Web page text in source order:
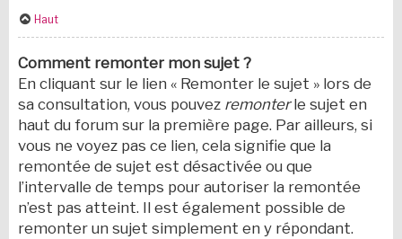
Haut
Comment remonter mon sujet ?
En cliquant sur le lien « Remonter le sujet » lors de
sa consultation, vous pouvez remonterle sujet en
haut du forum sur la première page. Par ailleurs, si
vous ne voyez pas ce lien, cela signifie que la
remontée de sujet est désactivée ou que
l’intervalle de temps pour autoriser la remontée
n’est pas atteint. Il est également possible de
remonter un sujet simplement en y répondant.